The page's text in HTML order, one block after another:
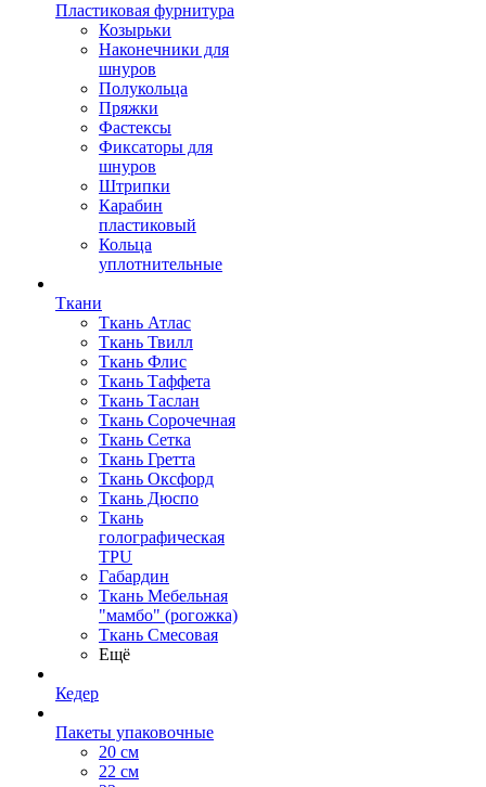
Пластиковая фурнитура
Козырьки
Наконечники для
шнуров
Полукольца
Пряжки
Фастексы
Фиксаторы для
шнуров
Штрипки
Карабин
пластиковый
Кольца
уплотнительные
Ткани
Ткань Атлас
Ткань Твилл
Ткань Флис
Ткань Таффета
Ткань Таслан
Ткань Сорочечная
Ткань Сетка
Ткань Гретта
Ткань Оксфорд
Ткань Дюспо
Ткань
голографическая
TPU
Габардин
Ткань Мебельная
"мамбо" (рогожка)
Ткань Смесовая
Ещё
Кедер
Пакеты упаковочные
20 см
22 см